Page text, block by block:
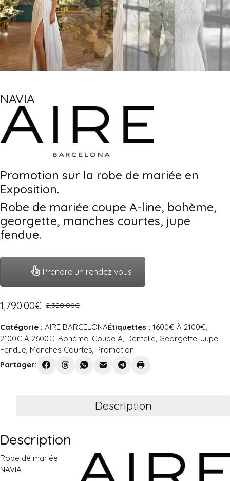
NAVIA
Promotion sur la robe de mariée en
Exposition.
Robe de mariée coupe A-line, bohème,
georgette, manches courtes, jupe
fendue.
Prendre un rendez vous
2,320.00€
1,790.00€
Catégorie : AIRE BARCELONAÉtiquettes : 1600€ À 2100€
2100€ À 2600€ Bohème Coupe A Dentelle Georgette Jupe
Fendue Manches Courtes Promotion
Partager:
Description
Description
Robe de mariée
NAVIA